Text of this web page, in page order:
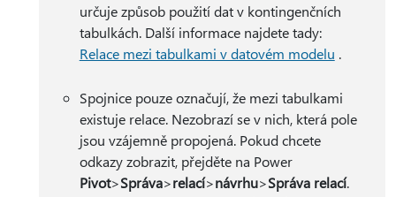
určuje způsob použití dat v kontingenčních
tabulkách. Další informace najdete tady:
Relace mezi tabulkami v datovém modelu .
Spojnice pouze označují, že mezi tabulkami
existuje relace. Nezobrazí se v nich, která pole
jsou vzájemně propojená. Pokud chcete
odkazy zobrazit, přejděte na Power
Pivot>Správa>relací>návrhu>Správa relací.